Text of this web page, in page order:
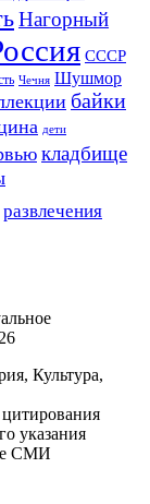
Нагорный
СССР
Чечня Шушмор
байки
дети
кладбище
развлечения
Культура,
указания
СМИ